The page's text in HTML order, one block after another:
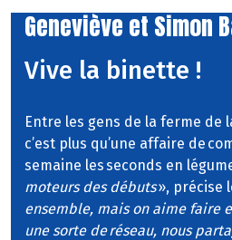
Geneviève et Simon
Vive la binette !
Entre les gens de la ferme de
c’est plus qu’une affaire de
semaine les seconds en
moteurs des débuts», précise
ensemble, mais on aime faire
une sorte de réseau, nous